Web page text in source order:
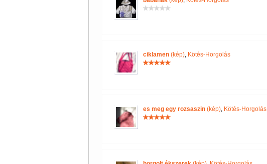
ciklamen(kép), Kötés-Horgolás
es meg egy rozsaszin(kép), Kötés-Horgolás